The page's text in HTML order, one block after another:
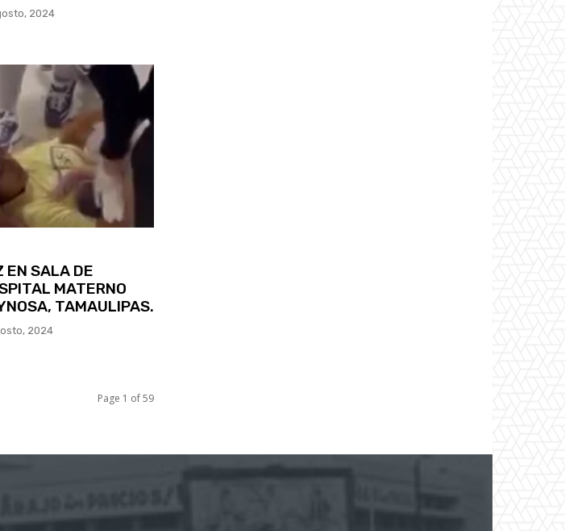
2024
EN SALA DE
MATERNO
TAMAULIPAS.
2024
Page 1 of 59